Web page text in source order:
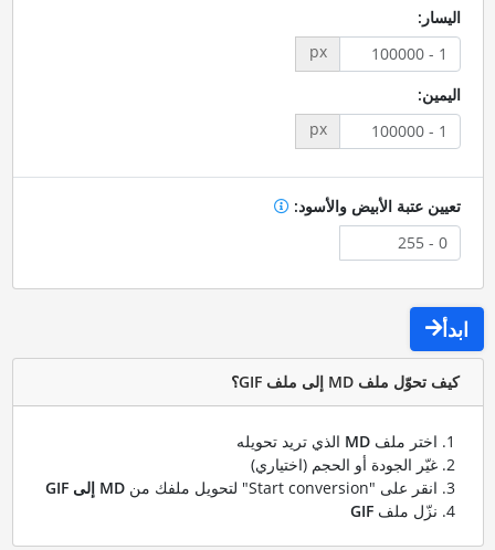
اليسار:
px
اليمين:
px
تعيين عتبة الأبيض والأسود:
ابدأ
كيف تحوّل ملف MD إلى ملف GIF؟
اختر ملف MDالذي تريد تحويله
غيّر الجودة أو الحجم (اختياري)
انقر على "Start conversion" لتحويل ملفك من
MD إلى GIF
نزّل ملف GIF